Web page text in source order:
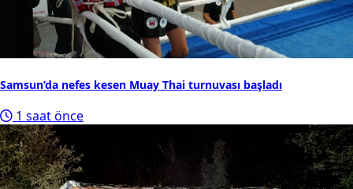
Samsun’da nefes kesen Muay Thai turnuvası başladı
1 saat önce